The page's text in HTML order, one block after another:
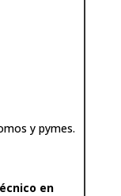
y pymes.
en